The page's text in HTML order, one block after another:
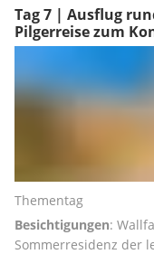
Tag 7 | Ausflug
Pilgerreise zum
Thementag
Besichtigungen:
Sommerresidenz der